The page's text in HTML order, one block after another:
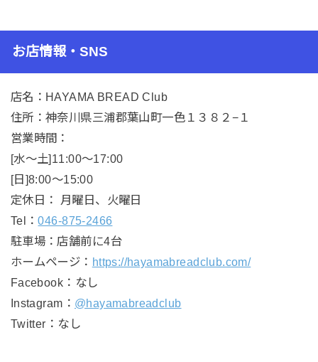
お店情報・SNS
店名：HAYAMA BREAD Club
住所：神奈川県三浦郡葉山町一色１３８２−１
営業時間：
[水～土]11:00～17:00
[日]8:00～15:00
定休日： 月曜日、火曜日
Tel：046-875-2466
駐車場：店舗前に4台
ホームページ： https://hayamabreadclub.com/
Facebook：なし
Instagram： @hayamabreadclub
Twitter：なし